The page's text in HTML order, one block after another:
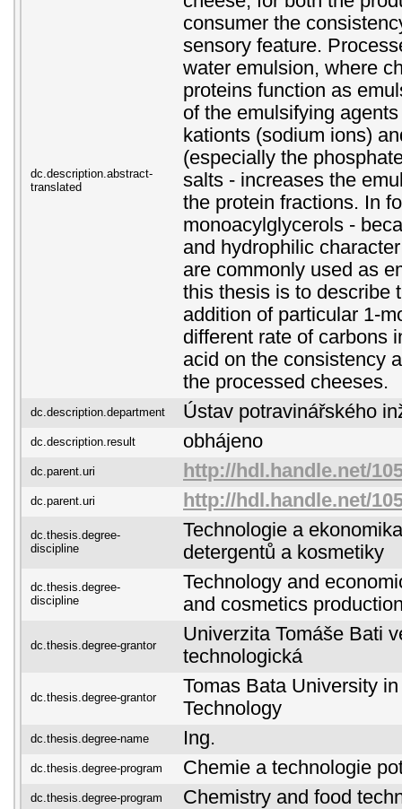
dc.description.abstract-
translated
consumer the
sensory feature.
water emulsion, where
proteins function as
of the emulsifying
kationts (sodium ions)
(especially the
salts - increases the
the protein fractions. In
monoacylglycerols -
and hydrophilic
are commonly used as
this thesis is to describe
addition of particular 1-
different rate of carbons
acid on the consistency
the processed cheeses.
dc.description.department Ústav potravinářského
dc.description.result obhájeno
dc.parent.uri http://hdl.handle.net/
dc.parent.uri http://hdl.handle.net/
dc.thesis.degree-
discipline
Technologie a
detergentů a kosmetiky
dc.thesis.degree-
discipline
Technology and
and cosmetics
dc.thesis.degree-grantor
Univerzita Tomáše Bati
technologická
dc.thesis.degree-grantor
Tomas Bata University
Technology
dc.thesis.degree-name Ing.
dc.thesis.degree-program Chemie a technologie
dc.thesis.degree-program Chemistry and food